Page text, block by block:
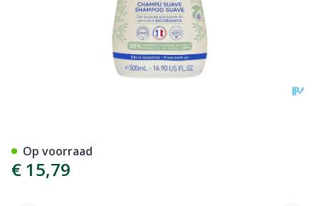
€ 15,79
Op voorraad